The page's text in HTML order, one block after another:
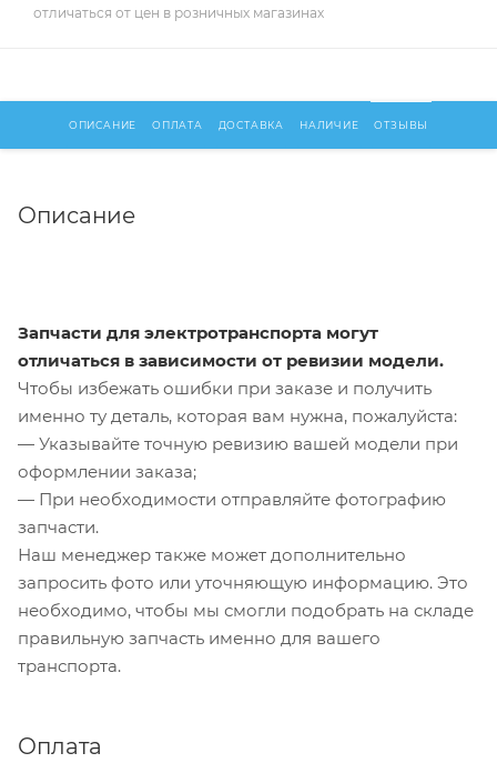
отличаться от цен в розничных магазинах
ОПИСАНИЕ ОПЛАТА ДОСТАВКА НАЛИЧИЕ ОТЗЫВЫ
Описание
Запчасти для электротранспорта могут
отличаться в зависимости от ревизии модели.
Чтобы избежать ошибки при заказе и получить
именно ту деталь, которая вам нужна, пожалуйста:
— Указывайте точную ревизию вашей модели при
оформлении заказа;
— При необходимости отправляйте фотографию
запчасти.
Наш менеджер также может дополнительно
запросить фото или уточняющую информацию. Это
необходимо, чтобы мы смогли подобрать на складе
правильную запчасть именно для вашего
транспорта.
Оплата